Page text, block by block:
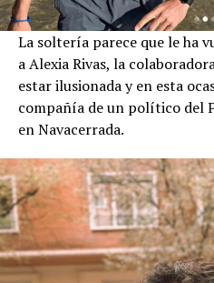
La soltería parece que le ha
a Alexia Rivas, la
estar ilusionada y en esta
compañía de un político del
en Navacerrada.